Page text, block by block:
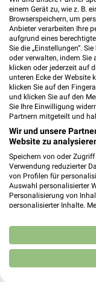
Wochenend Spezial
Gültig ab Fr. 14.08.
NORMA
einem Gerät zu, wie z. B.
Browserspeichern, um
Anbieter verarbeiten Ihre
aufgrund eines
Sie die „Einstellungen“.
oder verwalten, indem Sie
klicken oder jederzeit auf
unteren Ecke der Website
klicken Sie auf den
und klicken Sie auf den
Sie Ihre Einwilligung
Partnern mitgeteilt und
Wir und unsere
Website zu
Speichern von oder
Verwendung reduzierter
von Profilen für
Auswahl personalisierter
Personalisierung von
personalisierter Inhalte.
Kombinationen von
Verbesserung der
von Inhalten.
Daten können außerhalb
USA gesendet werden.